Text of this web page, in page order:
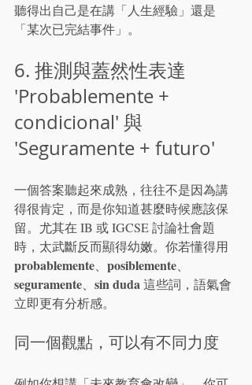
聽得出自己是在講「人生經驗」還是
「某次已完結事件」。
6. 推測與蓋然性表達
'Probablemente +
condicional' 與
'Seguramente + futuro'
一個答案聽起來成熟，往往不是因為講
得很肯定，而是你知道甚麼時候應該保
留。尤其在 IB 或 IGCSE 討論社會題
時，太武斷反而顯得幼嫩。你若懂得用
probablemente posiblemente
seguramente sin duda 這些詞，語氣會
立即更有分析感。
同一個觀點，可以有不同力度